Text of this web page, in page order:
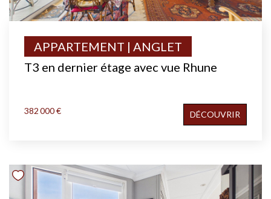
T3 en dernier étage avec vue Rhune
APPARTEMENT | ANGLET
382 000 € DÉCOUVRIR